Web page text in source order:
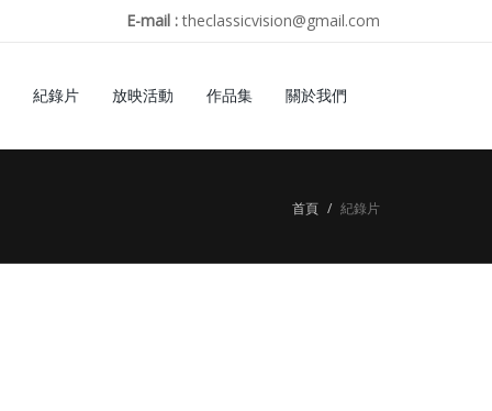
E-mail :theclassicvision@gmail.com
紀錄片 放映活動 作品集 關於我們
首頁 紀錄片